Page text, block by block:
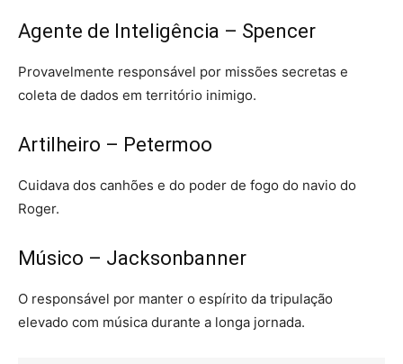
Agente de Inteligência – Spencer
Provavelmente responsável por missões secretas e
coleta de dados em território inimigo.
Artilheiro – Petermoo
Cuidava dos canhões e do poder de fogo do navio do
Roger.
Músico – Jacksonbanner
O responsável por manter o espírito da tripulação
elevado com música durante a longa jornada.